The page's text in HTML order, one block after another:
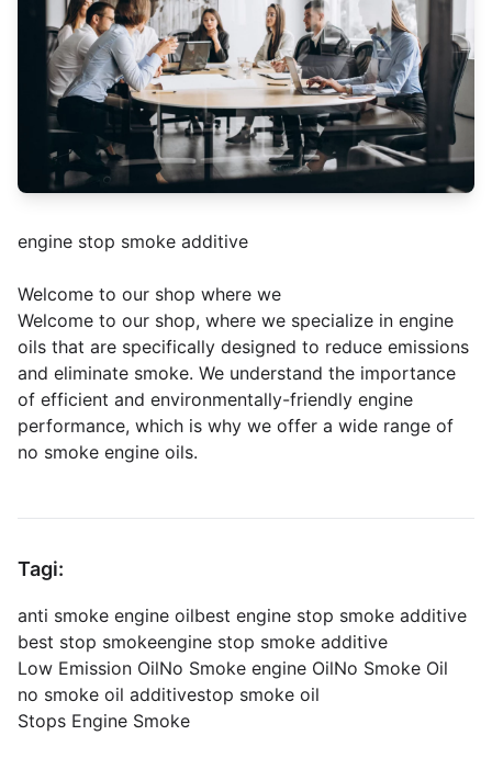
engine stop smoke additive
Welcome to our shop where we
Welcome to our shop, where we specialize in engine
oils that are specifically designed to reduce emissions
and eliminate smoke. We understand the importance
of efficient and environmentally-friendly engine
performance, which is why we offer a wide range of
no smoke engine oils.
Tagi:
anti smoke engine oilbest engine stop smoke additive
best stop smokeengine stop smoke additive
Low Emission OilNo Smoke engine OilNo Smoke Oil
no smoke oil additivestop smoke oil
Stops Engine Smoke